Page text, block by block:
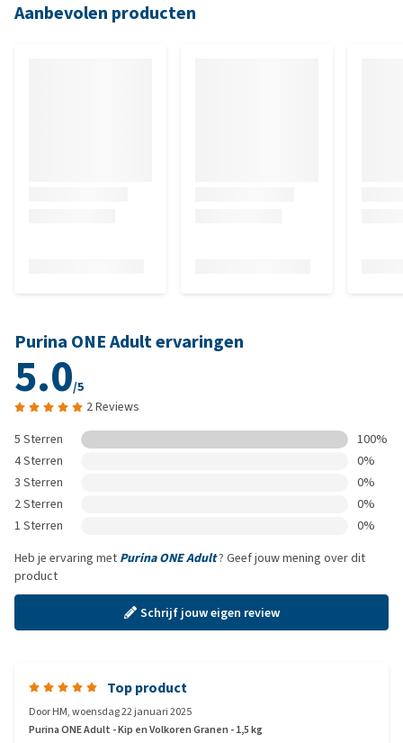
Aanbevolen producten
Purina ONE Adult ervaringen
5.0/5
2 Reviews
5 Sterren
100%
4 Sterren
0%
3 Sterren
0%
2 Sterren
0%
1 Sterren
0%
Heb je ervaring met Purina ONE Adult? Geef jouw mening over dit
product
Schrijf jouw eigen review
Top product
DoorHM,woensdag 22 januari 2025
Purina ONE Adult - Kip en Volkoren Granen - 1,5 kg